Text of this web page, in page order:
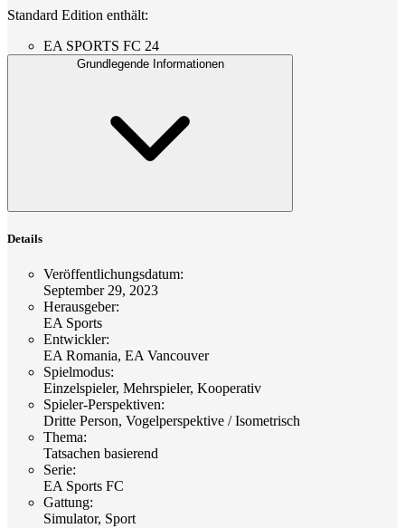
Standard Edition enthält:
EA SPORTS FC 24
Grundlegende Informationen
Details
Veröffentlichungsdatum:
September 29, 2023
Herausgeber:
EA Sports
Entwickler:
EA Romania, EA Vancouver
Spielmodus:
Einzelspieler, Mehrspieler, Kooperativ
Spieler-Perspektiven:
Dritte Person, Vogelperspektive / Isometrisch
Thema:
Tatsachen basierend
Serie:
EA Sports FC
Gattung:
Simulator, Sport